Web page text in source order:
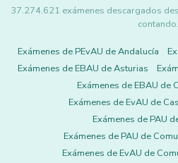
37.274.621 exámenes descargados
contando.
Exámenes de PEvAU de Andalucía
Exámenes de EBAU de Asturias
Exámenes de EBAU de
Exámenes de EvAU de
Exámenes de PAU
Exámenes de PAU de
Exámenes de EvAU de